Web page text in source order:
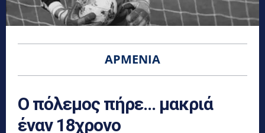
ΑΡΜΕΝΊΑ
Ο πόλεμος πήρε… μακριά
έναν 18χρονο